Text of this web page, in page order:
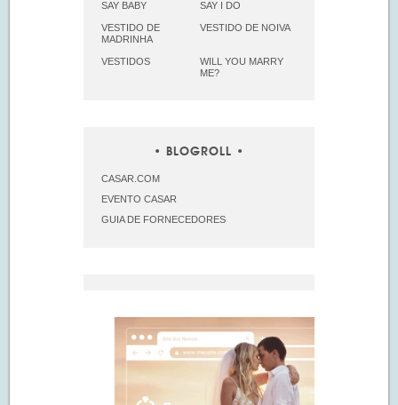
SAY BABY SAY I DO
VESTIDO DE
MADRINHA
VESTIDO DE NOIVA
VESTIDOS
WILL YOU MARRY
ME?
BLOGROLL
CASAR.COM
EVENTO CASAR
GUIA DE FORNECEDORES